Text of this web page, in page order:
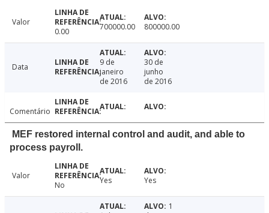
Valor
0.00
700000.00 800000.00
Data
9 de
janeiro
de 2016
30 de
junho
de 2016
Comentário
MEF restored internal control and audit, and able to
process payroll.
Valor
No
Yes Yes
1